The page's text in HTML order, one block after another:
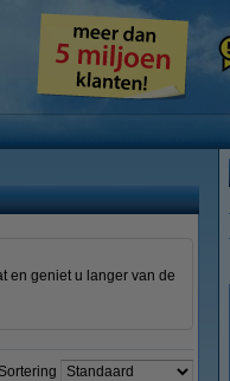
en geniet u langer van de
Sortering